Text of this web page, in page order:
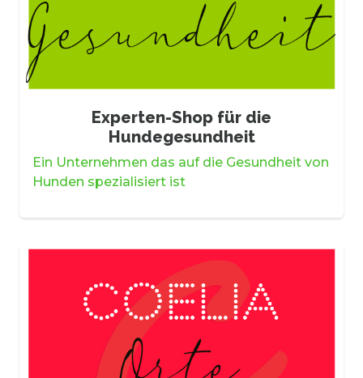
Experten-Shop für die
Hundegesundheit
Ein Unternehmen das auf die Gesundheit von
Hunden spezialisiert ist